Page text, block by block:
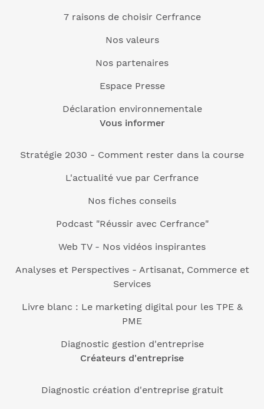
7 raisons de choisir Cerfrance
Nos valeurs
Nos partenaires
Espace Presse
Déclaration environnementale
Vous informer
Stratégie 2030 - Comment rester dans la course
L'actualité vue par Cerfrance
Nos fiches conseils
Podcast "Réussir avec Cerfrance"
Web TV - Nos vidéos inspirantes
Analyses et Perspectives - Artisanat, Commerce et
Services
Livre blanc : Le marketing digital pour les TPE &
PME
Diagnostic gestion d'entreprise
Créateurs d'entreprise
Diagnostic création d'entreprise gratuit